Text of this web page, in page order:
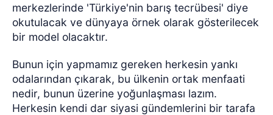
merkezlerinde 'Türkiye'nin barış tecrübesi' diye
okutulacak ve dünyaya örnek olarak gösterilecek
bir model olacaktır.
Bunun için yapmamız gereken herkesin yankı
odalarından çıkarak, bu ülkenin ortak menfaati
nedir, bunun üzerine yoğunlaşması lazım.
Herkesin kendi dar siyasi gündemlerini bir tarafa